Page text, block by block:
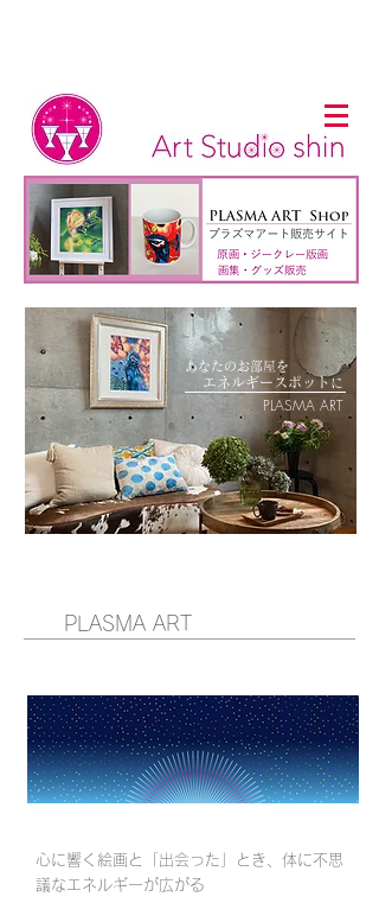
あなたのお部屋を
エネルギー スポットに
PLASMA ART
PLASMA ART
心に響く絵画と「出会った」とき、体に不思
議なエネルギーが広がる